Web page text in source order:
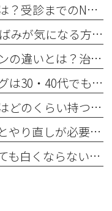
詰め物が取れた時の応急処置は？受診までのNG行動と放置リスク
【洋野町】30・40代の歯の黄ばみが気になる方へ｜ホワイトニングで変わる歯と印象
セラミックインレーとクラウンの違いとは？治療範囲別に適した選択肢を解説
【おいらせ町】ホワイトニングは30・40代でも効果ある？年代別の特徴と始める前に知っておきたいこと
【十和田市】ホワイトニングはどのくらい持つ？持続期間と長持ちさせるコツ
セラミックは一生もつ？寿命とやり直しが必要になるケース
【洋野町】ホワイトニングしても白くならない理由とは？効果が出にくい人の特徴